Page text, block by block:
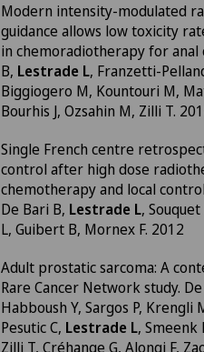
Modern intensity-modulated
guidance allows low toxicity
in chemoradiotherapy for anal
B, Lestrade L, Franzetti-
Biggiogero M, Kountouri M,
Bourhis J, Ozsahin M, Zilli T.
Single French centre
control after high dose
chemotherapy and local
De Bari B, Lestrade L,
L, Guibert B, Mornex F. 2012
Adult prostatic sarcoma: A
Rare Cancer Network study.
Habboush Y, Sargos P, Krengli
Pesutic C, Lestrade L, Smeenk
Zilli T, Créhange G, Alongi F,